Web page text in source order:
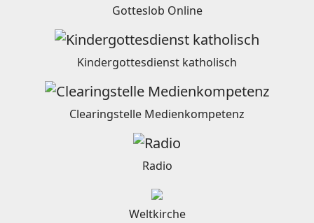
Gotteslob Online
Kindergottesdienst katholisch
Clearingstelle Medienkompetenz
Radio
Weltkirche